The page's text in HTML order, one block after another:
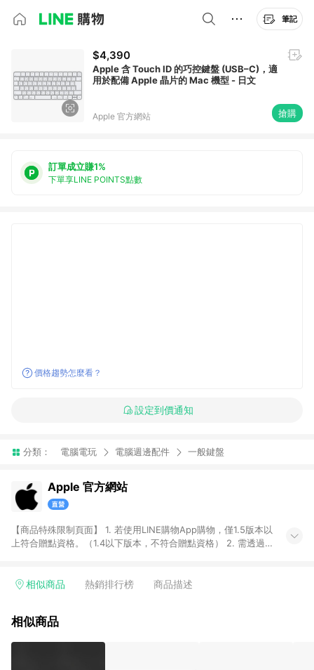
筆記
$4,390
Apple 含 Touch ID 的巧控鍵盤 (USB–C)，適
用於配備 Apple 晶片的 Mac 機型 - 日文
Apple 官方網站 搶購
訂單成立賺1%
下單享LINE POINTS點數
價格趨勢怎麼看？
設定到價通知
分類： 電腦電玩 電腦週邊配件 一般鍵盤
Apple 官方網站
【商品特殊限制頁面】 1. 若使用LINE購物App購物，僅1.5版本以
上符合贈點資格。（1.4以下版本，不符合贈點資格） 2. 需透過
貨後3個工作日陸續發送交易訊息通知。 4. 點數將於廠商出貨
17e、MacBook Neo、Studio Display XDR 及 Studio Display、
相似商品 熱銷排行榜 商品描述
相似商品